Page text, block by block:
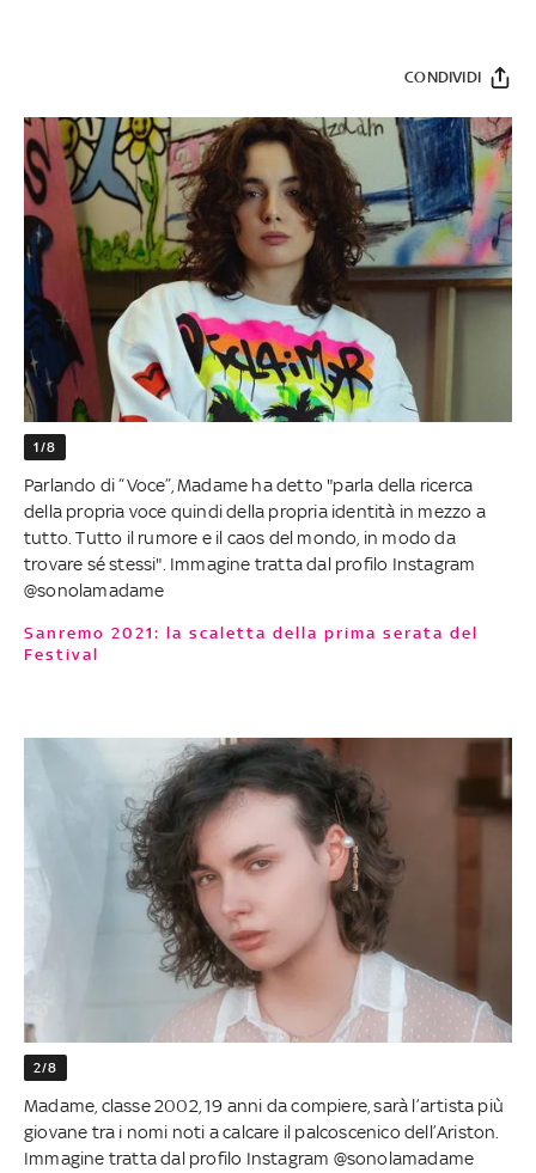
CONDIVIDI
1/8
Parlando di “Voce”, Madame ha detto "parla della ricerca
della propria voce quindi della propria identità in mezzo a
tutto. Tutto il rumore e il caos del mondo, in modo da
trovare sé stessi". Immagine tratta dal profilo Instagram
@sonolamadame
Sanremo 2021: la scaletta della prima serata del
Festival
2/8
Madame, classe 2002, 19 anni da compiere, sarà l’artista più
giovane tra i nomi noti a calcare il palcoscenico dell’Ariston.
Immagine tratta dal profilo Instagram @sonolamadame